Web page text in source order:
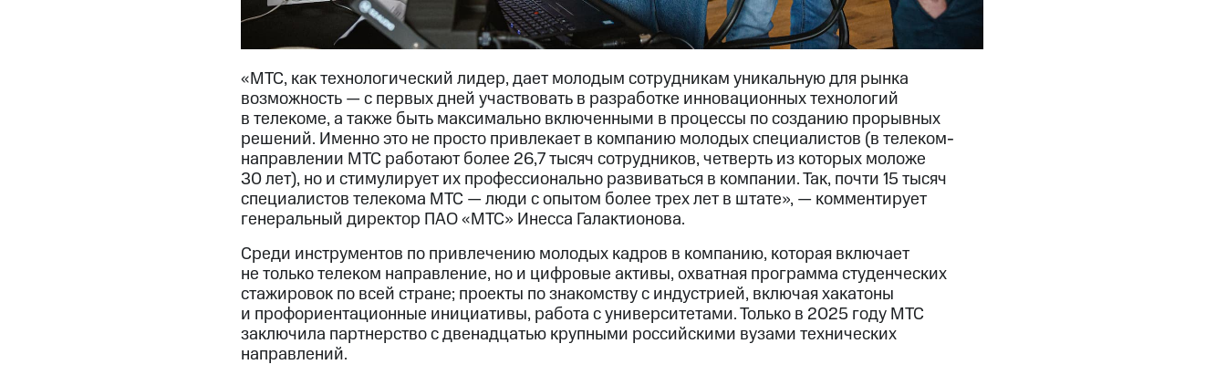
«МТС, как технологический лидер, дает молодым сотрудникам уникальную для рынка
возможность — с первых дней участвовать в разработке инновационных технологий
в телекоме, а также быть максимально включенными в процессы по созданию прорывных
решений. Именно это не просто привлекает в компанию молодых специалистов (в телеком-
направлении МТС работают более 26,7 тысяч сотрудников, четверть из которых моложе
30 лет), но и стимулирует их профессионально развиваться в компании. Так, почти 15 тысяч
специалистов телекома МТС — люди с опытом более трех лет в штате», — комментирует
генеральный директор ПАО «МТС» Инесса Галактионова.
Среди инструментов по привлечению молодых кадров в компанию, которая включает
не только телеком направление, но и цифровые активы, охватная программа студенческих
стажировок по всей стране; проекты по знакомству с индустрией, включая хакатоны
и профориентационные инициативы, работа с университетами. Только в 2025 году МТС
заключила партнерство с двенадцатью крупными российскими вузами технических
направлений.